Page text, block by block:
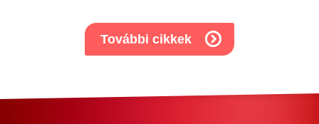
További cikkek